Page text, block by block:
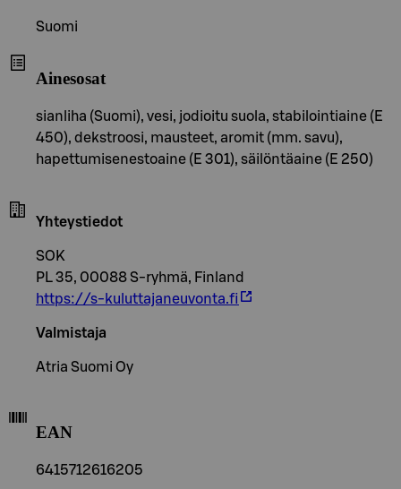
Suomi
Ainesosat
sianliha (Suomi), vesi, jodioitu suola, stabilointiaine (E
450), dekstroosi, mausteet, aromit (mm. savu),
hapettumisenestoaine (E 301), säilöntäaine (E 250)
Yhteystiedot
SOK
PL 35, 00088 S-ryhmä, Finland
https://s-kuluttajaneuvonta.fi
Valmistaja
Atria Suomi Oy
EAN
6415712616205